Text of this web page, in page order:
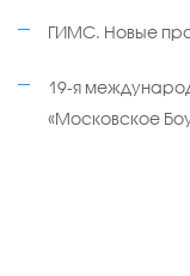
ГИМС. Новые
19-я
«Московское